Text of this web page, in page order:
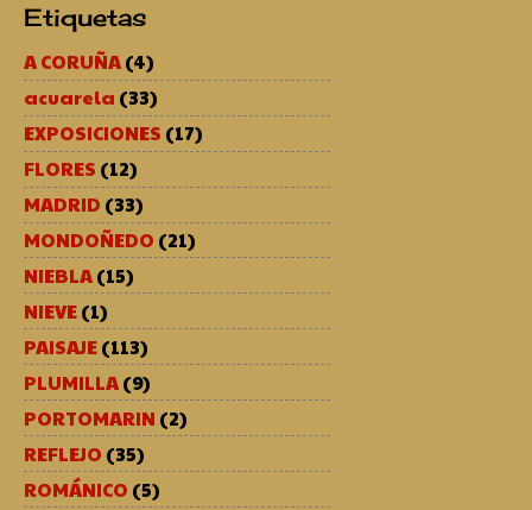
Etiquetas
A CORUÑA(4)
acuarela (33)
EXPOSICIONES (17)
FLORES (12)
MADRID (33)
MONDOÑEDO (21)
NIEBLA(15)
NIEVE(1)
PAISAJE(113)
PLUMILLA(9)
PORTOMARIN (2)
REFLEJO (35)
ROMÁNICO (5)